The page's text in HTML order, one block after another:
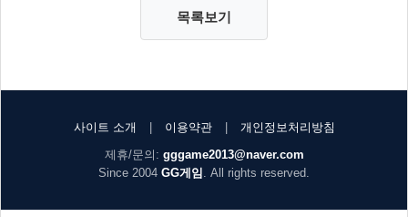
목록보기
사이트 소개 이용약관
개인정보처리방침
제휴/문의: gggame2013@naver.com
Since 2004 GG게임 . All rights reserved.